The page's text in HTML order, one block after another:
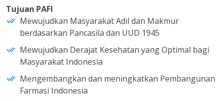
Tujuan PAFI
Mewujudkan Masyarakat Adil dan Makmur
berdasarkan Pancasila dan UUD 1945
Mewujudkan Derajat Kesehatan yang Optimal bagi
Masyarakat Indonesia
Mengembangkan dan meningkatkan Pembangunan
Farmasi Indonesia